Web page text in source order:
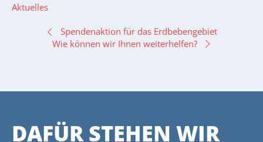
Aktuelles
BEITRAGSNAVIGATION
Spendenaktion für das Erdbebengebiet
Wie können wir Ihnen weiterhelfen?
DAFÜR STEHEN WIR